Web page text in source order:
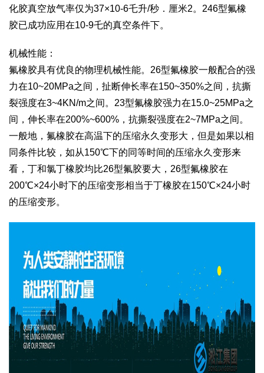
化胶真空放气率仅为37×10-6乇升/秒．厘米2。246型氟橡
胶已成功应用在10-9乇的真空条件下。
机械性能：
氟橡胶具有优良的物理机械性能。26型氟橡胶一般配合的强
力在10~20MPa之间，扯断伸长率在150~350%之间，抗撕
裂强度在3~4KN/m之间。23型氟橡胶强力在15.0~25MPa之
间，伸长率在200%~600%，抗撕裂强度在2~7MPa之间。
一般地，氟橡胶在高温下的压缩永久变形大，但是如果以相
同条件比较，如从150℃下的同等时间的压缩永久变形来
看，丁和氯丁橡胶均比26型氟胶要大，26型氟橡胶在
200℃×24小时下的压缩变形相当于丁橡胶在150℃×24小时
的压缩变形。